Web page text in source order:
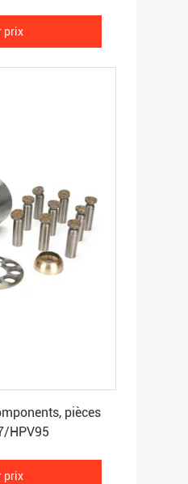
prix
pièces
HPV95
prix